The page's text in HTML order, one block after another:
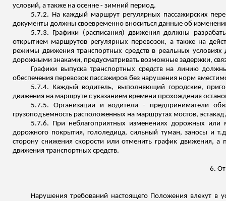
условий, а также на осенне - зимний период.
5.7.2. На каждый маршрут регулярных пассажирских
документы должны своевременно вноситься данные об
5.7.3. Графики (расписания) движения должны
открытием маршрутов регулярных перевозок, а также на
режимы движения транспортных средств в реальных
дорожными знаками, предусматривать возможные задержки,
Графики выпуска транспортных средств на линию
обеспечения перевозок пассажиров без нарушения норм
5.7.4. Каждый водитель, выполняющий городские,
движения на маршруте с указанием времени прохождения
5.7.5. Организации и водители - предприниматели
грузоподъемность расположенных на маршрутах мостов,
5.7.6. При неблагоприятных изменениях дорожных или
дорожного покрытия, гололедица, сильный туман, заносы и
сторону снижения скорости или отменить график движения,
движения транспортных средств.
6.
Нарушения требований настоящего Положения влекут в